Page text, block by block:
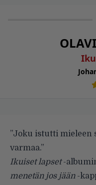
”Joku istutti mieleen
varmaa.”
Ikuiset lapset-
menetän jos jään-